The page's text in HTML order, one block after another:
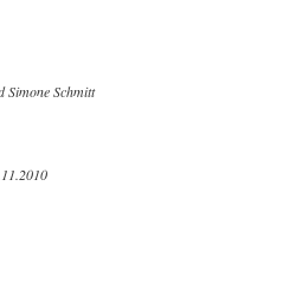
Simone Schmitt